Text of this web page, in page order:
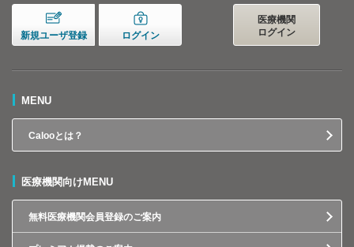
新規ユーザ登録 ログイン
医療機関
ログイン
MENU
Calooとは？
医療機関向けMENU
無料医療機関会員登録のご案内